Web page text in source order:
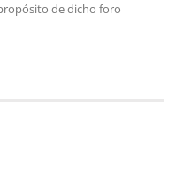
de dicho foro